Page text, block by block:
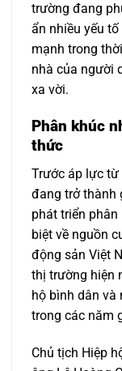
trường đang
ẩn nhiều yếu
mạnh trong
nhà của người
xa vời.
Phân khúc
thức
Trước áp lực từ
đang trở thành
phát triển
biệt về nguồn
động sản Việt
thị trường hiện
hộ bình dân và
trong các năm
Chủ tịch Hiệp